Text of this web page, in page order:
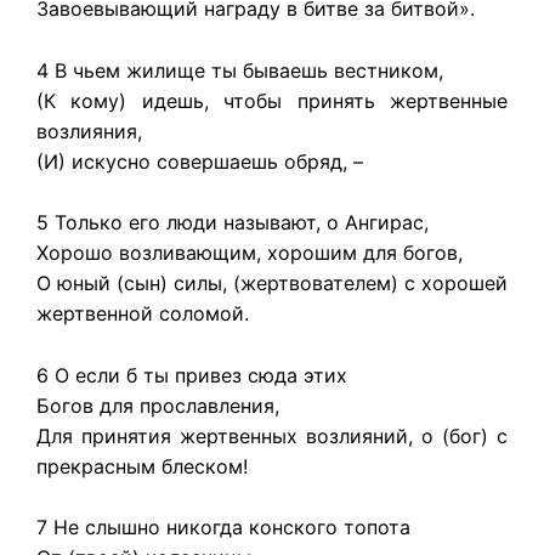
Завоевывающий награду в битве за битвой».
4 В чьем жилище ты бываешь вестником,
(К кому) идешь, чтобы принять жертвенные
возлияния,
(И) искусно совершаешь обряд, –
5 Только его люди называют, о Ангирас,
Хорошо возливающим, хорошим для богов,
О юный (сын) силы, (жертвователем) с хорошей
жертвенной соломой.
6 О если б ты привез сюда этих
Богов для прославления,
Для принятия жертвенных возлияний, о (бог) с
прекрасным блеском!
7 Не слышно никогда конского топота